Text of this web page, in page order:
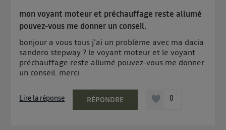
mon voyant moteur et préchauffage reste allumé
pouvez-vous me donner un conseil.
bonjour a vous tous j'ai un problème avec ma dacia
sandero stepway ? le voyant moteur et le voyant
préchauffage reste allumé pouvez-vous me donner
un conseil. merci
Lire la réponse RÉPONDRE 0